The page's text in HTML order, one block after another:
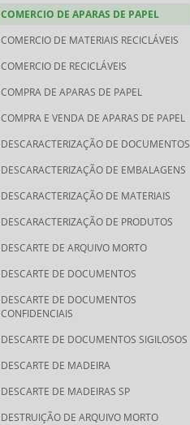
COMERCIO DE APARAS DE PAPEL
COMERCIO DE MATERIAIS RECICLÁVEIS
COMERCIO DE RECICLÁVEIS
COMPRA DE APARAS DE PAPEL
COMPRA E VENDA DE APARAS DE PAPEL
DESCARACTERIZAÇÃO DE DOCUMENTOS
DESCARACTERIZAÇÃO DE EMBALAGENS
DESCARACTERIZAÇÃO DE MATERIAIS
DESCARACTERIZAÇÃO DE PRODUTOS
DESCARTE DE ARQUIVO MORTO
DESCARTE DE DOCUMENTOS
DESCARTE DE DOCUMENTOS
CONFIDENCIAIS
DESCARTE DE DOCUMENTOS SIGILOSOS
DESCARTE DE MADEIRA
DESCARTE DE MADEIRAS SP
DESTRUIÇÃO DE ARQUIVO MORTO